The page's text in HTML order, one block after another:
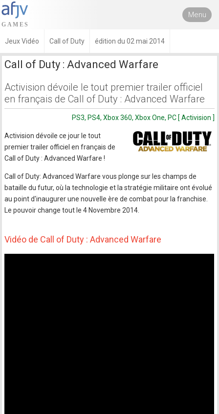
Menu
Jeux Vidéo Call of Duty édition du 02 mai 2014
Call of Duty : Advanced Warfare
Activision dévoile le tout premier trailer officiel
en français de Call of Duty : Advanced Warfare
PS3, PS4, Xbox 360, Xbox One, PC [ Activision ]
Activision dévoile ce jour le tout
premier trailer officiel en français de
Call of Duty : Advanced Warfare !
Call of Duty: Advanced Warfare vous plonge sur les champs de
bataille du futur, où la technologie et la stratégie militaire ont évolué
au point d'inaugurer une nouvelle ère de combat pour la franchise.
Le pouvoir change tout le 4 Novembre 2014.
Vidéo de Call of Duty : Advanced Warfare